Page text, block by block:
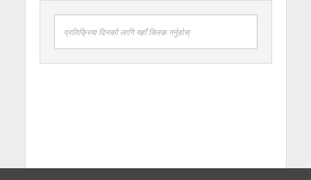
प्रतिक्रिया दिनको लागि यहाँ क्लिक गर्नुहोस्